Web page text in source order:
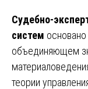
Судебно-
систем
объединяющем
теории